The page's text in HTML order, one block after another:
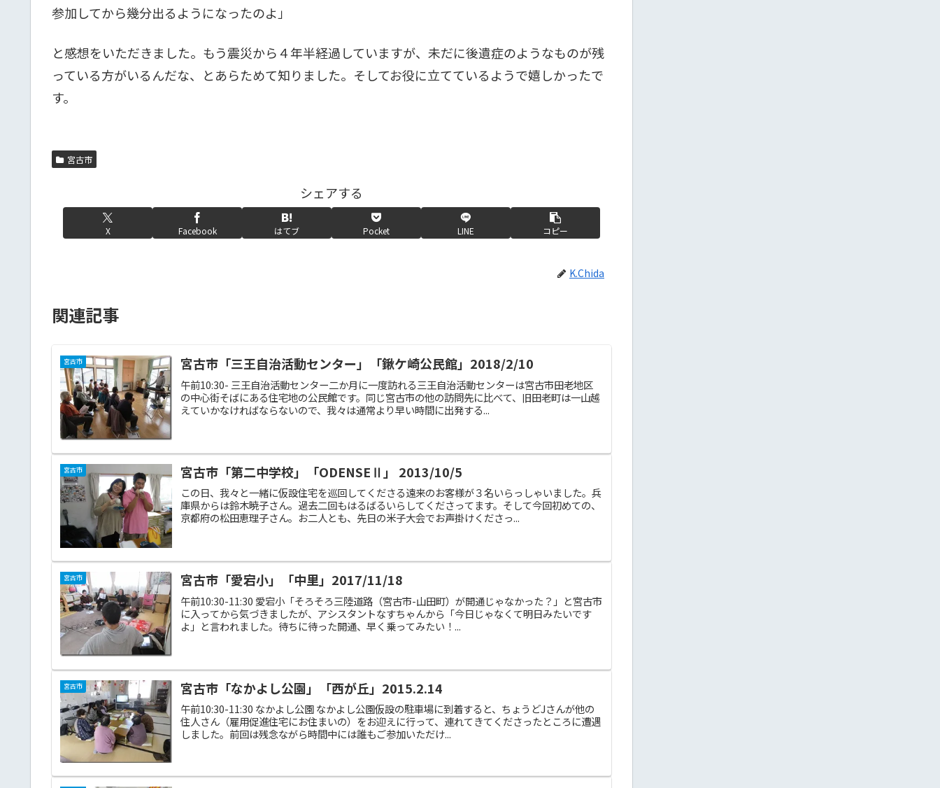
参加してから幾分出るようになったのよ」
と感想をいただきました。もう震災から４年半経過していますが、未だに後遺症のようなものが残
っている方がいるんだな、とあらためて知りました。そしてお役に立てているようで嬉しかったで
す。
宮古市
シェアする
X Facebook はてブ Pocket LINE コピー
K.Chida
関連記事
宮古市 宮古市「三王自治活動センター」「鍬ケ崎公民館」2018/2/10
午前10:30- 三王自治活動センター二か月に一度訪れる三王自治活動センターは宮古市田老地区
の中心街そばにある住宅地の公民館です。同じ宮古市の他の訪問先に比べて、旧田老町は一山越
えていかなければならないので、我々は通常より早い時間に出発する...
宮古市 宮古市「第二中学校」「ODENSEⅡ」 2013/10/5
この日、我々と一緒に仮設住宅を巡回してくださる遠来のお客様が３名いらっしゃいました。兵
庫県からは鈴木暁子さん。過去二回もはるばるいらしてくださってます。そして今回初めての、
京都府の松田恵理子さん。お二人とも、先日の米子大会でお声掛けくださっ...
宮古市 宮古市「愛宕小」「中里」2017/11/18
午前10:30-11:30 愛宕小「そろそろ三陸道路（宮古市-山田町）が開通じゃなかった？」と宮古市
に入ってから気づきましたが、アシスタントなすちゃんから「今日じゃなくて明日みたいです
よ」と言われました。待ちに待った開通、早く乗ってみたい！...
宮古市 宮古市「なかよし公園」「西が丘」2015.2.14
午前10:30-11:30 なかよし公園 なかよし公園仮設の駐車場に到着すると、ちょうどJさんが他の
住人さん（雇用促進住宅にお住まいの）をお迎えに行って、連れてきてくださったところに遭遇
しました。前回は残念ながら時間中には誰もご参加いただけ...